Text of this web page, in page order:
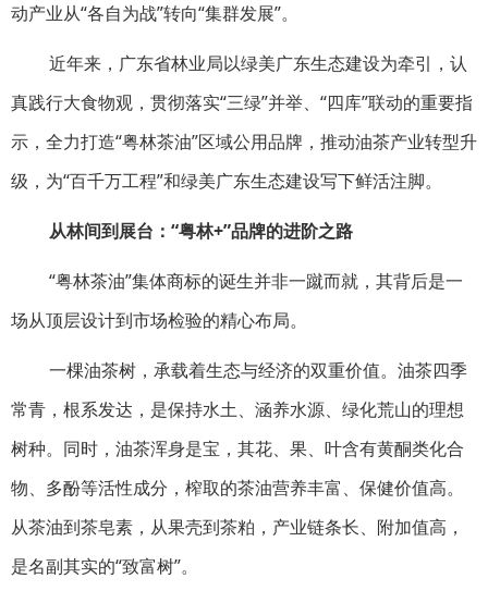
动产业从“各自为战”转向“集群发展”。
近年来，广东省林业局以绿美广东生态建设为牵引，认
真践行大食物观，贯彻落实“三绿”并举、“四库”联动的重要指
示，全力打造“粤林茶油”区域公用品牌，推动油茶产业转型升
级，为“百千万工程”和绿美广东生态建设写下鲜活注脚。
从林间到展台：“粤林+”品牌的进阶之路
“粤林茶油”集体商标的诞生并非一蹴而就，其背后是一
场从顶层设计到市场检验的精心布局。
一棵油茶树，承载着生态与经济的双重价值。油茶四季
常青，根系发达，是保持水土、涵养水源、绿化荒山的理想
树种。同时，油茶浑身是宝，其花、果、叶含有黄酮类化合
物、多酚等活性成分，榨取的茶油营养丰富、保健价值高。
从茶油到茶皂素，从果壳到茶粕，产业链条长、附加值高，
是名副其实的“致富树”。